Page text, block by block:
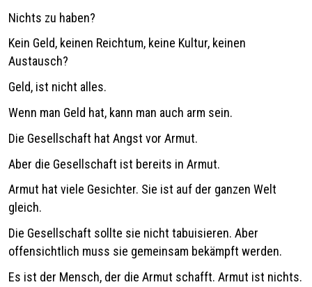
Nichts zu haben?
Kein Geld, keinen Reichtum, keine Kultur, keinen
Austausch?
Geld, ist nicht alles.
Wenn man Geld hat, kann man auch arm sein.
Die Gesellschaft hat Angst vor Armut.
Aber die Gesellschaft ist bereits in Armut.
Armut hat viele Gesichter. Sie ist auf der ganzen Welt
gleich.
Die Gesellschaft sollte sie nicht tabuisieren. Aber
offensichtlich muss sie gemeinsam bekämpft werden.
Es ist der Mensch, der die Armut schafft. Armut ist nichts.